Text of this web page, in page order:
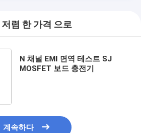
렴 한 가격 으로
N 채널 EMI 면역 테스트 SJ
MOSFET 보드 충전기
계속하다